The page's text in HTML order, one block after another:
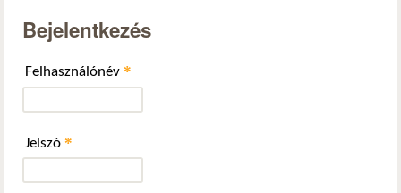
Bejelentkezés
Felhasználónév *
Jelszó *